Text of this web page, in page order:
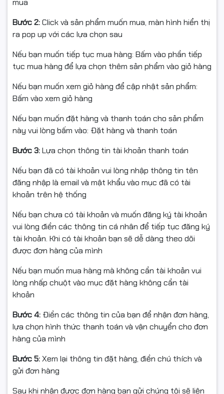
các góc khác nhau.
Âm Thanh Sống Động Với Loa
Tích Hợp
Dell S2425Hđược trang bị loa tích hợp, mang đến trải
nghiệm âm thanh đầy đủ và sống động. Bạn có thể
thưởng thức âm nhạc, xem phim và chơi game mà
không cần đến loa ngoài.
Kết Nối Linh Hoạt
Màn hình được trang bị 2 cổng HDMI hỗ trợ chuẩn
HDCP 1.4, cho phép bạn dễ dàng kết nối với máy tính,
laptop, máy chơi game và các thiết bị giải trí khác. Kết
S2425H.
Thông Số Kỹ Thuật Chi Tiết
Độ phân giải: Full HD (1920x1080)
Thời gian phản hồi: 5ms
Tần số quét: 100Hz
Độ sáng: 250cd/m2
Cổng kết nối: 2 x HDMI (HDCP 1.4)
Loa tích hợp: Có
Màu sắc: Bạc
Chính Sách Bảo Hành Uy Tín
Màn hình Dell S2425Hđược bảo hành 3 năm từ nhà sản
mua
Bước 2:Click và sản phẩm muốn mua, màn hình hiển thị
ra pop up với các lựa chọn sau
Nếu bạn muốn tiếp tục mua hàng: Bấm vào phần tiếp
tục mua hàng để lựa chọn thêm sản phẩm vào giỏ hàng
Nếu bạn muốn xem giỏ hàng để cập nhật sản phẩm:
Bấm vào xem giỏ hàng
Nếu bạn muốn đặt hàng và thanh toán cho sản phẩm
này vui lòng bấm vào: Đặt hàng và thanh toán
Bước 3:Lựa chọn thông tin tài khoản thanh toán
Nếu bạn đã có tài khoản vui lòng nhập thông tin tên
đăng nhập là email và mật khẩu vào mục đã có tài
khoản trên hệ thống
Nếu bạn chưa có tài khoản và muốn đăng ký tài khoản
vui lòng điền các thông tin cá nhân để tiếp tục đăng ký
tài khoản. Khi có tài khoản bạn sẽ dễ dàng theo dõi
được đơn hàng của mình
Nếu bạn muốn mua hàng mà không cần tài khoản vui
lòng nhấp chuột vào mục đặt hàng không cần tài
khoản
Bước 4: Điền các thông tin của bạn để nhận đơn hàng,
lựa chọn hình thức thanh toán và vận chuyển cho đơn
hàng của mình
Bước 5:Xem lại thông tin đặt hàng, điền chú thích và
gửi đơn hàng
Sau khi nhận được đơn hàng bạn gửi chúng tôi sẽ liên